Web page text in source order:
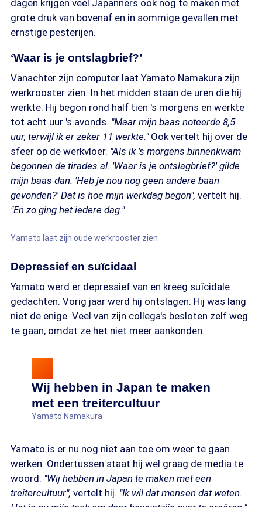
dagen krijgen veel Japanners ook nog te maken met
grote druk van bovenaf en in sommige gevallen met
ernstige pesterijen.
‘Waar is je ontslagbrief?’
Vanachter zijn computer laat Yamato Namakura zijn
werkrooster zien. In het midden staan de uren die hij
werkte. Hij begon rond half tien 's morgens en werkte
tot acht uur 's avonds. "Maar mijn baas noteerde 8,5
uur, terwijl ik er zeker 11 werkte." Ook vertelt hij over de
sfeer op de werkvloer. "Als ik 's morgens binnenkwam
begonnen de tirades al. 'Waar is je ontslagbrief?' gilde
mijn baas dan. 'Heb je nou nog geen andere baan
gevonden?' Dat is hoe mijn werkdag begon", vertelt hij.
"En zo ging het iedere dag."
Yamato laat zijn oude werkrooster zien
Depressief en suïcidaal
Yamato werd er depressief van en kreeg suïcidale
gedachten. Vorig jaar werd hij ontslagen. Hij was lang
niet de enige. Veel van zijn collega's besloten zelf weg
te gaan, omdat ze het niet meer aankonden.
Wij hebben in Japan te maken
met een treitercultuur
Yamato Namakura
Yamato is er nu nog niet aan toe om weer te gaan
werken. Ondertussen staat hij wel graag de media te
woord. "Wij hebben in Japan te maken met een
treitercultuur", vertelt hij. "Ik wil dat mensen dat weten.